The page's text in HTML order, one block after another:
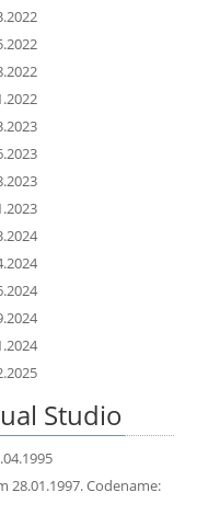
Studio
28.01.1997. Codename: